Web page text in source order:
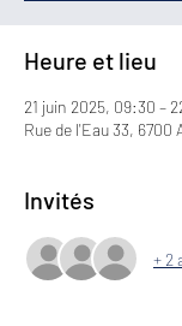
Heure et lieu
21 juin 2025, 09:30 –
Rue de l'Eau 33, 6700
Invités
+ 2